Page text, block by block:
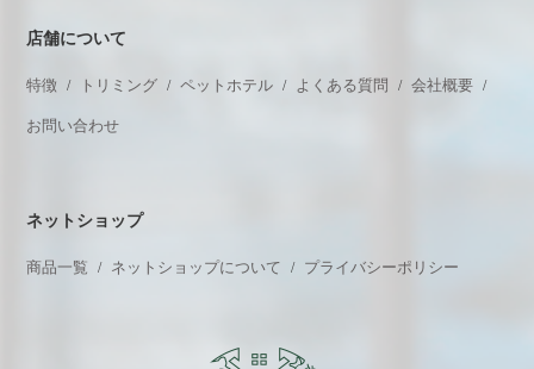
店舗について
特徴 トリミング ペットホテル よくある質問 会社概要
お問い合わせ
ネットショップ
商品一覧 ネットショップについて プライバシーポリシー